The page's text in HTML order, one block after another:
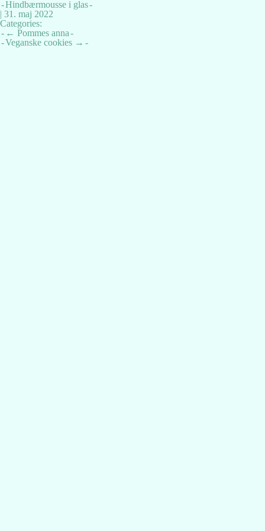
Hindbærmousse i glas
| 31. maj 2022
Categories:
Indlægsnavigation
← Pommes anna
Veganske cookies →